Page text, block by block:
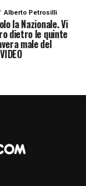
Alberto Petrosilli
la Nazionale. Vi
dietro le quinte
male del